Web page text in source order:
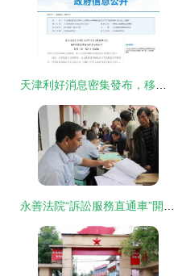
天津利好消息密集發布，移民咨詢迎來服務新篇章
永善法院“訴訟服務直通車”開進移民鄉鎮，法治陽光照亮游學咨詢路